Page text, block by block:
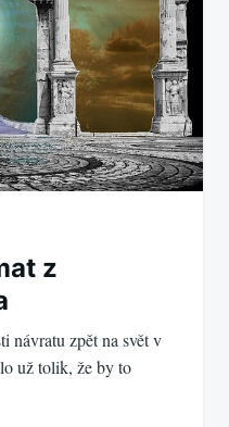
z
návratu zpět na svět v
už tolik, že by to